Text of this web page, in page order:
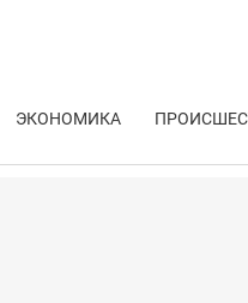
ЭКОНОМИКА